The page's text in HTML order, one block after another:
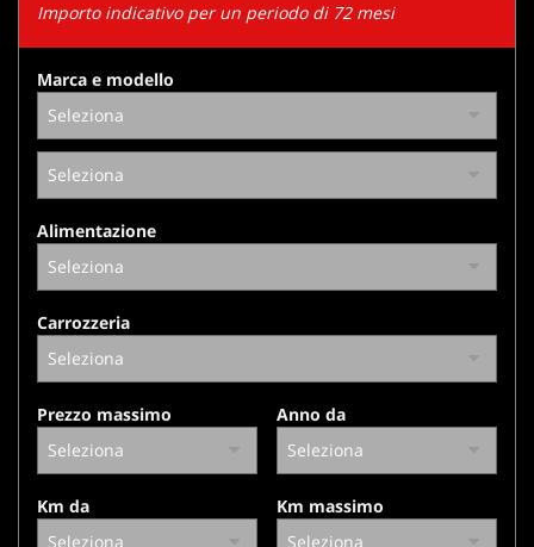
Importo indicativo per un periodo di 72 mesi
Marca e modello
Alimentazione
Carrozzeria
Prezzo massimo Anno da
Km da Km massimo
tracciamento
che
adottiamo
per
offrire
le
funzionalità
le
attività
descritte.
Per
ottenere
informazioni
sull'utilità
e
sul
funzionamento